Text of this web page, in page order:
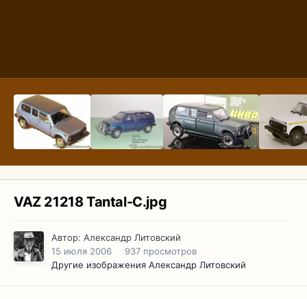
VAZ 21218 Tantal-C.jpg
Автор: Александр Литовский
15 июля 2006
937 просмотров
Другие изображения Александр Литовский